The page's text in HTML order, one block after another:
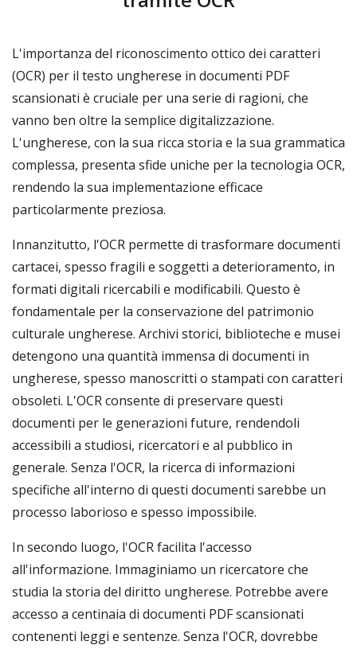
L'importanza del riconoscimento ottico dei caratteri
(OCR) per il testo ungherese in documenti PDF
scansionati è cruciale per una serie di ragioni, che
vanno ben oltre la semplice digitalizzazione.
L'ungherese, con la sua ricca storia e la sua grammatica
complessa, presenta sfide uniche per la tecnologia OCR,
rendendo la sua implementazione efficace
particolarmente preziosa.
Innanzitutto, l'OCR permette di trasformare documenti
cartacei, spesso fragili e soggetti a deterioramento, in
formati digitali ricercabili e modificabili. Questo è
fondamentale per la conservazione del patrimonio
culturale ungherese. Archivi storici, biblioteche e musei
detengono una quantità immensa di documenti in
ungherese, spesso manoscritti o stampati con caratteri
obsoleti. L'OCR consente di preservare questi
documenti per le generazioni future, rendendoli
accessibili a studiosi, ricercatori e al pubblico in
generale. Senza l'OCR, la ricerca di informazioni
specifiche all'interno di questi documenti sarebbe un
processo laborioso e spesso impossibile.
In secondo luogo, l'OCR facilita l'accesso
all'informazione. Immaginiamo un ricercatore che
studia la storia del diritto ungherese. Potrebbe avere
accesso a centinaia di documenti PDF scansionati
contenenti leggi e sentenze. Senza l'OCR, dovrebbe